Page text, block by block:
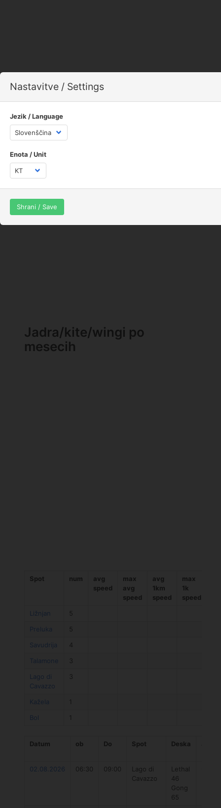
Nastavitve / Settings
Jezik / Language
Enota / Unit
Shrani / Save
Deske po mesecih
Jadra/kite/wingi po
mesecih
Spot num
avg
speed
max
avg
speed
avg
1km
speed
max
1k
speed
Ližnjan
5
Preluka
5
Savudrija
4
Talamone
3
Lago di
Cavazzo
3
Kažela
1
Bol
1
Datum ob Do Spot Deska
02.08.2026 06:30 09:00
Lago di
Cavazzo
Lethal
46
Gong
65